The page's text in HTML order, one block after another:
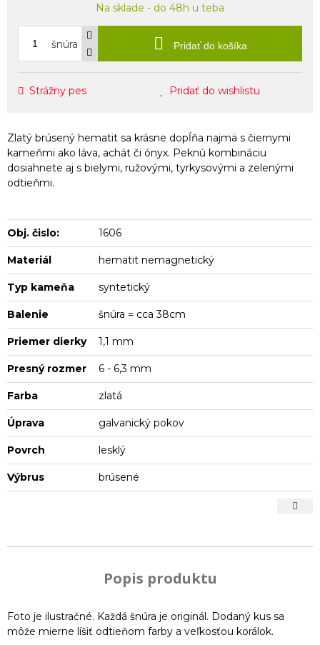
Na sklade - do 48h u teba
šnúra Pridať do košíka
Strážny pes Pridať do wishlistu
Zlatý brúsený hematit sa krásne dopĺňa najmä s čiernymi
kameňmi ako láva, achát či ónyx. Peknú kombináciu
dosiahnete aj s bielymi, ružovými, tyrkysovými a zelenými
odtieňmi.
Obj. čislo: 1606
Materiál hematit nemagnetický
Typ kameňa syntetický
Balenie šnúra = cca 38cm
Priemer dierky 1,1 mm
Presný rozmer 6 - 6,3 mm
Farba zlatá
Úprava galvanický pokov
Povrch lesklý
Výbrus brúsené
Popis produktu
Foto je ilustračné. Každá šnúra je originál. Dodaný kus sa
môže mierne líšiť odtieňom farby a veľkosťou korálok.